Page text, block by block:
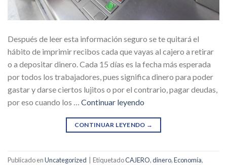
Después de leer esta información seguro se te quitará el
hábito de imprimir recibos cada que vayas al cajero a retirar
o a depositar dinero. Cada 15 días es la fecha más esperada
por todos los trabajadores, pues significa dinero para poder
gastar y darse ciertos lujitos o por el contrario, pagar deudas,
por eso cuando los … Continuar leyendo
CONTINUAR LEYENDO →
Publicado enUncategorized EtiquetadoCAJERO,dinero,Economía,